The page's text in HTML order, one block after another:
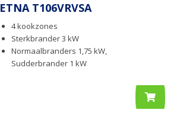
ETNA T106VRVSA
4 kookzones
Sterkbrander 3 kW
Normaalbranders 1,75 kW,
Sudderbrander 1 kW